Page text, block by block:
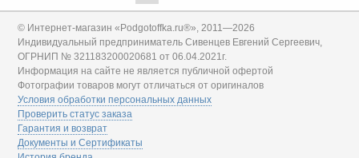
© Интернет-магазин «Podgotoffka.ru®», 2011—2026
Индивидуальный предприниматель Сивенцев Евгений Сергеевич,
ОГРНИП № 321183200020681 от 06.04.2021г.
Информация на сайте не является публичной офертой
Фотографии товаров могут отличаться от оригиналов
Условия обработки персональных данных
Проверить статус заказа
Гарантия и возврат
Документы и Сертификаты